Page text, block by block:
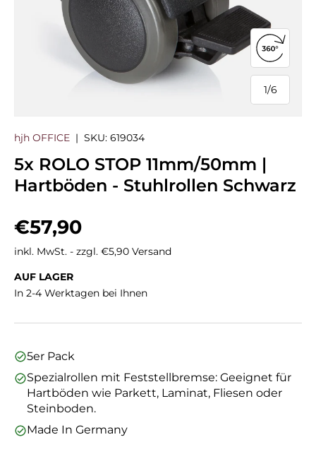
1/
von
6
360°-
hjh OFFICE | SKU: 619034
5x ROLO STOP 11mm/50mm |
Hartböden - Stuhlrollen Schwarz
Normaler Preis
€57,90
inkl. MwSt. - zzgl. €5,90 Versand
AUF LAGER
In 2-4 Werktagen bei Ihnen
5er Pack
Spezialrollen mit Feststellbremse: Geeignet für
Hartböden wie Parkett, Laminat, Fliesen oder
Steinboden.
Made In Germany